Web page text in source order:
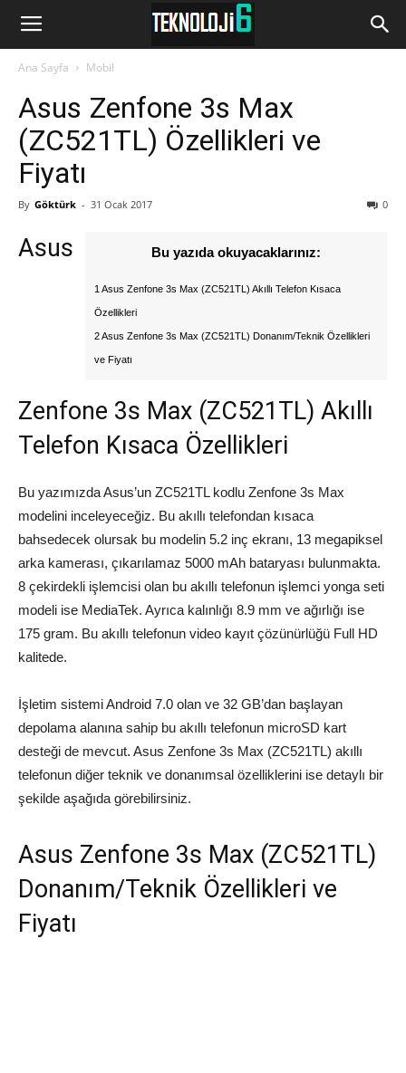
www.Teknoloji6.com
Ana Sayfa Mobil
Asus Zenfone 3s Max
(ZC521TL) Özellikleri ve
Fiyatı
By Göktürk - 31 Ocak 2017 0
Bu yazıda okuyacaklarınız:
1 Asus Zenfone 3s Max (ZC521TL) Akıllı Telefon Kısaca
Özellikleri
2 Asus Zenfone 3s Max (ZC521TL) Donanım/Teknik Özellikleri
ve Fiyatı
Asus
Zenfone 3s Max (ZC521TL) Akıllı
Telefon Kısaca Özellikleri
Bu yazımızda Asus’un ZC521TL kodlu Zenfone 3s Max
modelini inceleyeceğiz. Bu akıllı telefondan kısaca
bahsedecek olursak bu modelin 5.2 inç ekranı, 13 megapiksel
arka kamerası, çıkarılamaz 5000 mAh bataryası bulunmakta.
8 çekirdekli işlemcisi olan bu akıllı telefonun işlemci yonga seti
modeli ise MediaTek. Ayrıca kalınlığı 8.9 mm ve ağırlığı ise
175 gram. Bu akıllı telefonun video kayıt çözünürlüğü Full HD
kalitede.
İşletim sistemi Android 7.0 olan ve 32 GB’dan başlayan
depolama alanına sahip bu akıllı telefonun microSD kart
desteği de mevcut. Asus Zenfone 3s Max (ZC521TL) akıllı
telefonun diğer teknik ve donanımsal özelliklerini ise detaylı bir
şekilde aşağıda görebilirsiniz.
Asus Zenfone 3s Max (ZC521TL)
Donanım/Teknik Özellikleri ve
Fiyatı